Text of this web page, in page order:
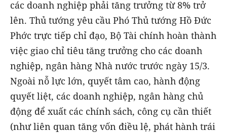
các doanh nghiệp phải tăng trưởng từ 8% trở
lên. Thủ tướng yêu cầu Phó Thủ tướng Hồ Đức
Phớc trực tiếp chỉ đạo, Bộ Tài chính hoàn thành
việc giao chỉ tiêu tăng trưởng cho các doanh
nghiệp, ngân hàng Nhà nước trước ngày 15/3.
Ngoài nỗ lực lớn, quyết tâm cao, hành động
quyết liệt, các doanh nghiệp, ngân hàng chủ
động để xuất các chính sách, công cụ cần thiết
(như liên quan tăng vốn điều lệ, phát hành trái